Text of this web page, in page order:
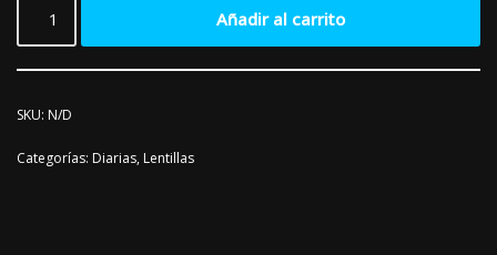
Añadir al carrito
SKU: N/D
Categorías: Diarias, Lentillas